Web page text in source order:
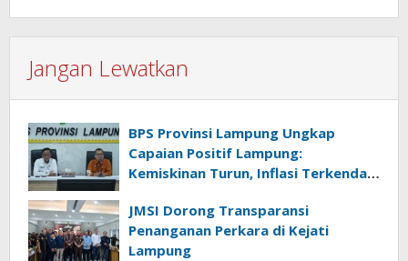
Jangan Lewatkan
BPS Provinsi Lampung Ungkap
Capaian Positif Lampung:
Kemiskinan Turun, Inflasi Terkendali,
JMSI Dorong Transparansi
Penanganan Perkara di Kejati
Lampung